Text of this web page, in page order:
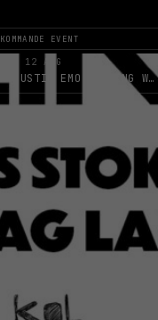
KOMMANDE EVENT
ONS 12 AUG
ACOUSTIC EMO EVENING WITH DUSTY …